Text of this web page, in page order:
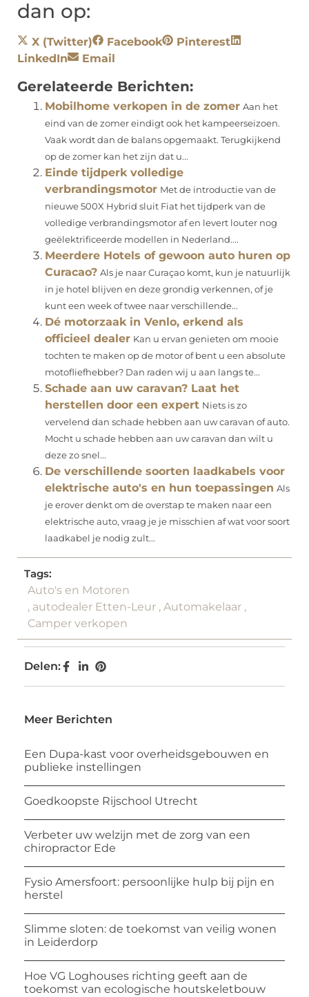
dan op:
X (Twitter) Facebook
Pinterest
LinkedIn
Email
Gerelateerde Berichten:
Mobilhome verkopen in de zomer Aan het
eind van de zomer eindigt ook het kampeerseizoen.
Vaak wordt dan de balans opgemaakt. Terugkijkend
op de zomer kan het zijn dat u...
Einde tijdperk volledige
verbrandingsmotor Met de introductie van de
nieuwe 500X Hybrid sluit Fiat het tijdperk van de
volledige verbrandingsmotor af en levert louter nog
geëlektrificeerde modellen in Nederland....
Meerdere Hotels of gewoon auto huren op
Curacao? Als je naar Curaçao komt, kun je natuurlijk
in je hotel blijven en deze grondig verkennen, of je
kunt een week of twee naar verschillende...
Dé motorzaak in Venlo, erkend als
officieel dealer Kan u ervan genieten om mooie
tochten te maken op de motor of bent u een absolute
motofliefhebber? Dan raden wij u aan langs te...
Schade aan uw caravan? Laat het
herstellen door een expert Niets is zo
vervelend dan schade hebben aan uw caravan of auto.
Mocht u schade hebben aan uw caravan dan wilt u
deze zo snel...
De verschillende soorten laadkabels voor
elektrische auto's en hun toepassingen Als
je erover denkt om de overstap te maken naar een
elektrische auto, vraag je je misschien af wat voor soort
laadkabel je nodig zult...
Tags:
Auto's en Motoren
, autodealer Etten-Leur , Automakelaar ,
Camper verkopen
Delen:
Meer Berichten
Een Dupa-kast voor overheidsgebouwen en
publieke instellingen
Goedkoopste Rijschool Utrecht
Verbeter uw welzijn met de zorg van een
chiropractor Ede
Fysio Amersfoort: persoonlijke hulp bij pijn en
herstel
Slimme sloten: de toekomst van veilig wonen
in Leiderdorp
Hoe VG Loghouses richting geeft aan de
toekomst van ecologische houtskeletbouw